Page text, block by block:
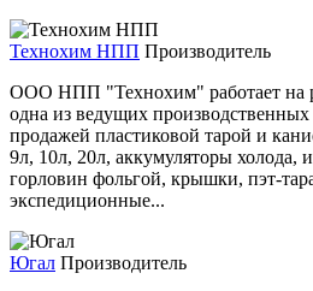
Технохим НПП Производитель
ООО НПП "Технохим" работает на
одна из ведущих
продажей пластиковой тарой и
9л, 10л, 20л, аккумуляторы холода,
горловин фольгой, крышки, пэт-
экспедиционные...
Югал Производитель